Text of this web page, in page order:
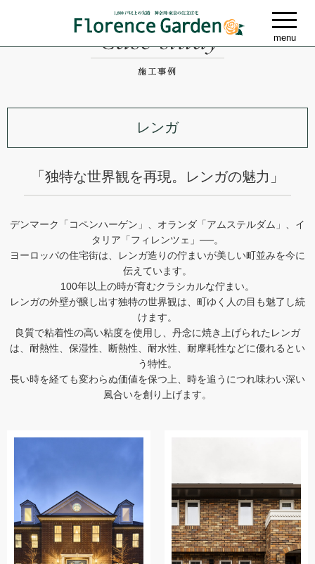
レンガ
「独特な世界観を再現。レンガの魅力」
デンマーク「コペンハーゲン」、オランダ「アムステルダム」、イ
タリア「フィレンツェ」──。
ヨーロッパの住宅街は、レンガ造りの佇まいが美しい町並みを今に
伝えています。
100年以上の時が育むクラシカルな佇まい。
レンガの外壁が醸し出す独特の世界観は、町ゆく人の目も魅了し続
けます。
良質で粘着性の高い粘度を使用し、丹念に焼き上げられたレンガ
は、耐熱性、保湿性、断熱性、耐水性、耐摩耗性などに優れるとい
う特性。
長い時を経ても変わらぬ価値を保つ上、時を追うにつれ味わい深い
風合いを創り上げます。